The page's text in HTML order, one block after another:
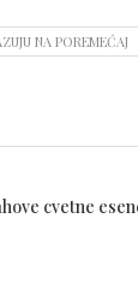
NA POREMEĆAJ
cvetne